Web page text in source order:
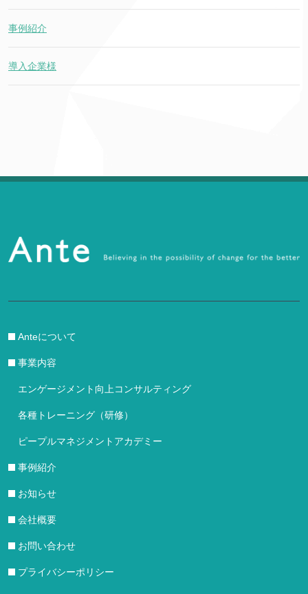
事例紹介
導入企業様
Anteについて
事業内容
エンゲージメント向上コンサルティング
各種トレーニング（研修）
ピープルマネジメントアカデミー
事例紹介
お知らせ
会社概要
お問い合わせ
プライバシーポリシー